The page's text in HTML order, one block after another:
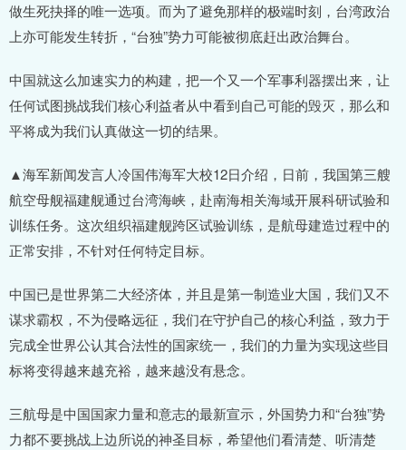
做生死抉择的唯一选项。而为了避免那样的极端时刻，台湾政治
上亦可能发生转折，“台独”势力可能被彻底赶出政治舞台。
中国就这么加速实力的构建，把一个又一个军事利器摆出来，让
任何试图挑战我们核心利益者从中看到自己可能的毁灭，那么和
平将成为我们认真做这一切的结果。
▲海军新闻发言人冷国伟海军大校12日介绍，日前，我国第三艘
航空母舰福建舰通过台湾海峡，赴南海相关海域开展科研试验和
训练任务。这次组织福建舰跨区试验训练，是航母建造过程中的
正常安排，不针对任何特定目标。
中国已是世界第二大经济体，并且是第一制造业大国，我们又不
谋求霸权，不为侵略远征，我们在守护自己的核心利益，致力于
完成全世界公认其合法性的国家统一，我们的力量为实现这些目
标将变得越来越充裕，越来越没有悬念。
三航母是中国国家力量和意志的最新宣示，外国势力和“台独”势
力都不要挑战上边所说的神圣目标，希望他们看清楚、听清楚